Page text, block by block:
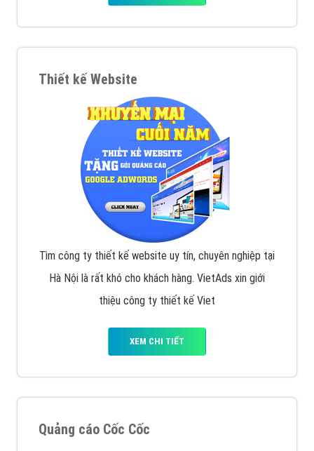
Thiết kế Website
Tìm công ty thiết kế website uy tín, chuyên nghiệp tại
Hà Nội là rất khó cho khách hàng. VietAds xin giới
thiệu công ty thiết kế Viet
XEM CHI TIẾT
Quảng cáo Cốc Cốc